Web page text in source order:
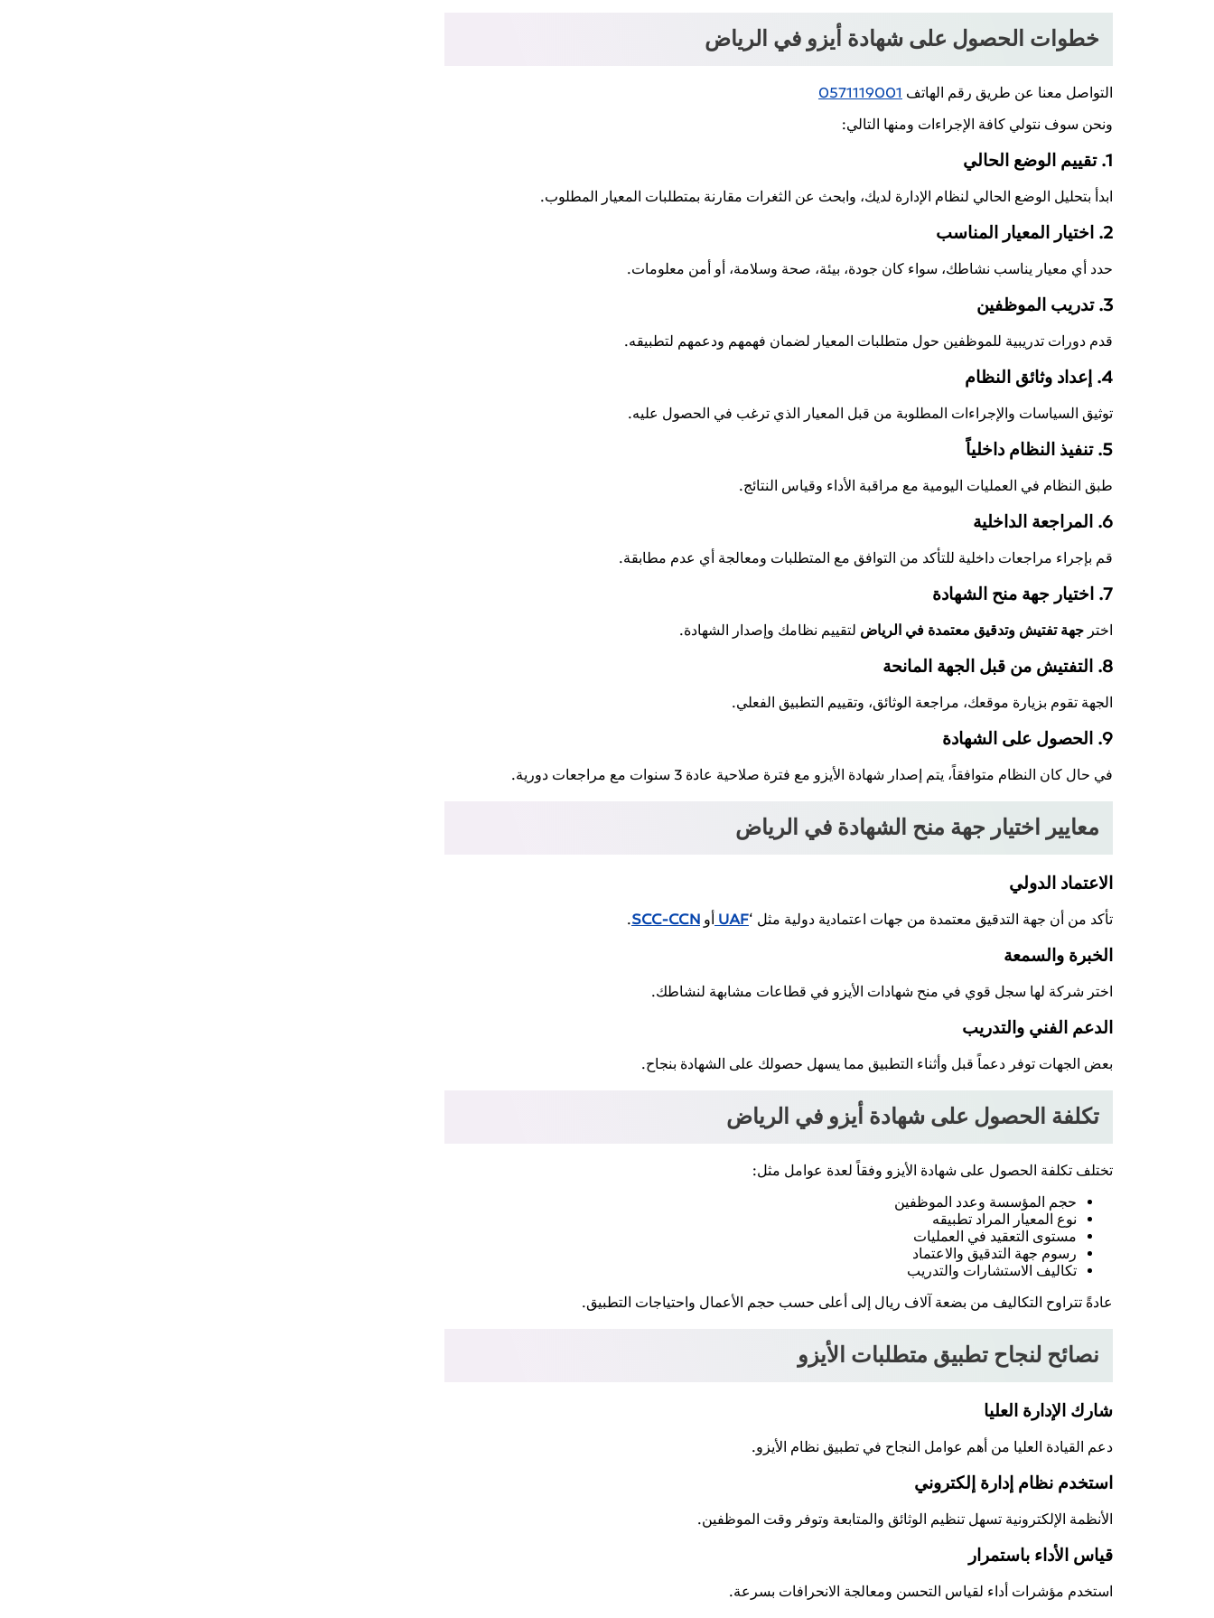
خطوات الحصول على شهادة أيزو في الرياض
التواصل معنا عن طريق رقم الهاتف 0571119001
ونحن سوف نتولي كافة الإجراءات ومنها التالي:
1. تقييم الوضع الحالي
ابدأ بتحليل الوضع الحالي لنظام الإدارة لديك، وابحث عن الثغرات مقارنة بمتطلبات المعيار المطلوب.
2. اختيار المعيار المناسب
حدد أي معيار يناسب نشاطك، سواء كان جودة، بيئة، صحة وسلامة، أو أمن معلومات.
3. تدريب الموظفين
قدم دورات تدريبية للموظفين حول متطلبات المعيار لضمان فهمهم ودعمهم لتطبيقه.
4. إعداد وثائق النظام
توثيق السياسات والإجراءات المطلوبة من قبل المعيار الذي ترغب في الحصول عليه.
5. تنفيذ النظام داخلياً
طبق النظام في العمليات اليومية مع مراقبة الأداء وقياس النتائج.
6. المراجعة الداخلية
قم بإجراء مراجعات داخلية للتأكد من التوافق مع المتطلبات ومعالجة أي عدم مطابقة.
7. اختيار جهة منح الشهادة
اخترجهة تفتيش وتدقيق معتمدة في الرياض لتقييم نظامك وإصدار الشهادة.
8. التفتيش من قبل الجهة المانحة
الجهة تقوم بزيارة موقعك، مراجعة الوثائق، وتقييم التطبيق الفعلي.
9. الحصول على الشهادة
في حال كان النظام متوافقاً، يتم إصدار شهادة الأيزو مع فترة صلاحية عادة 3 سنوات مع مراجعات دورية.
معايير اختيار جهة منح الشهادة في الرياض
الاعتماد الدولي
تأكد من أن جهة التدقيق معتمدة من جهات اعتمادية دولية مثل ‘UAF أوSCC-CCN
.
الخبرة والسمعة
اختر شركة لها سجل قوي في منح شهادات الأيزو في قطاعات مشابهة لنشاطك.
الدعم الفني والتدريب
بعض الجهات توفر دعماً قبل وأثناء التطبيق مما يسهل حصولك على الشهادة بنجاح.
تكلفة الحصول على شهادة أيزو في الرياض
تختلف تكلفة الحصول على شهادة الأيزو وفقاً لعدة عوامل مثل:
حجم المؤسسة وعدد الموظفين
نوع المعيار المراد تطبيقه
مستوى التعقيد في العمليات
رسوم جهة التدقيق والاعتماد
تكاليف الاستشارات والتدريب
عادةً تتراوح التكاليف من بضعة آلاف ريال إلى أعلى حسب حجم الأعمال واحتياجات التطبيق.
نصائح لنجاح تطبيق متطلبات الأيزو
شارك الإدارة العليا
دعم القيادة العليا من أهم عوامل النجاح في تطبيق نظام الأيزو.
استخدم نظام إدارة إلكتروني
الأنظمة الإلكترونية تسهل تنظيم الوثائق والمتابعة وتوفر وقت الموظفين.
قياس الأداء باستمرار
استخدم مؤشرات أداء لقياس التحسن ومعالجة الانحرافات بسرعة.